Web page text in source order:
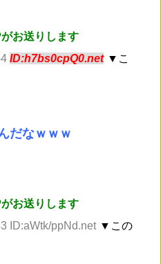
お送りします
ID:h7bs0cpQ0.net ▼こ
だなｗｗｗ
お送りします
ID:aWtk/ppNd.net ▼この